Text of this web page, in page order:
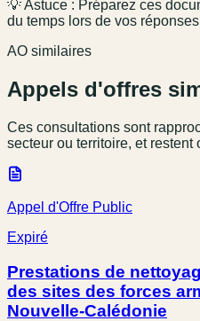
💡 Astuce : Préparez ces
du temps lors de vos
AO similaires
Appels d'offres
Ces consultations sont
secteur ou territoire, et restent
Appel d'Offre Public
Expiré
Prestations de
des sites des forces
Nouvelle-Calédonie